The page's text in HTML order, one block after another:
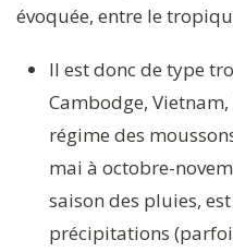
évoquée, entre le
Il est donc de type
Cambodge,
régime des
mai à octobre-
saison des pluies,
précipitations